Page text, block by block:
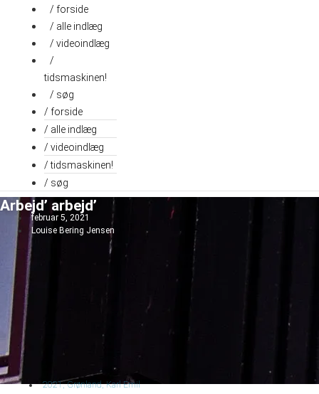
Videre
indhold
/ forside
/ alle indlæg
/ videoindlæg
/
tidsmaskinen!
/ søg
/ forside
/ alle indlæg
/ videoindlæg
/ tidsmaskinen!
/ søg
Arbejd’ arbejd’
februar 5, 2021
Louise Bering Jensen
2021,Grønland,Karl Emil